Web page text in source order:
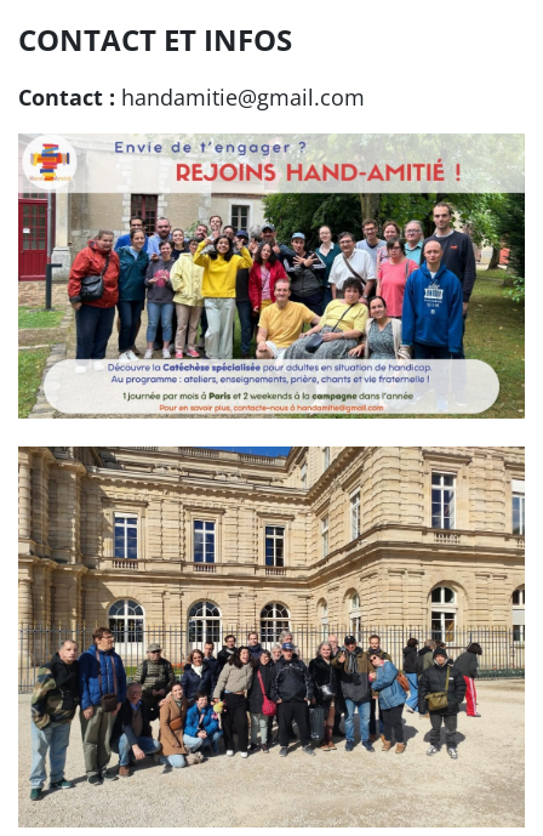
CONTACT ET INFOS
Contact : handamitie@gmail.com